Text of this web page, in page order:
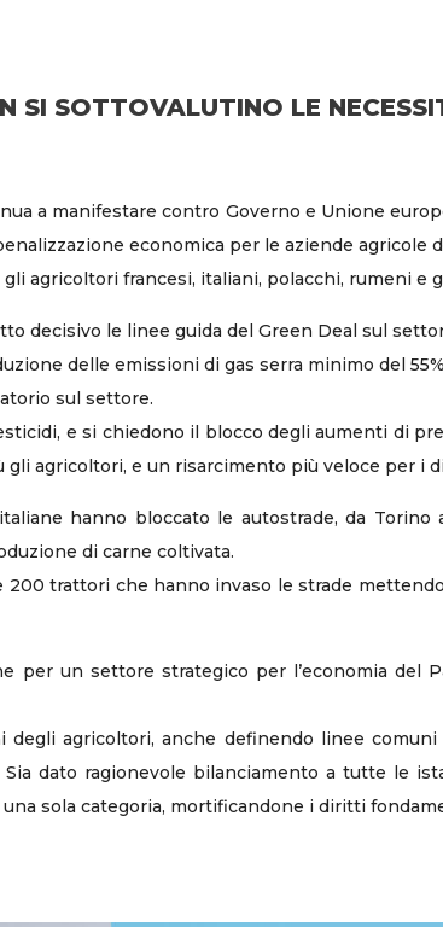
SI SOTTOVALUTINO LE
a manifestare contro Governo e Unione
economica per le aziende agricole
agricoltori francesi, italiani, polacchi, rumeni e
decisivo le linee guida del Green Deal sul
delle emissioni di gas serra minimo del
sul settore.
e si chiedono il blocco degli aumenti di
agricoltori, e un risarcimento più veloce per i
hanno bloccato le autostrade, da Torino
di carne coltivata.
trattori che hanno invaso le strade
per un settore strategico per l’economia del
agricoltori, anche definendo linee
dato ragionevole bilanciamento a tutte le
sola categoria, mortificandone i diritti